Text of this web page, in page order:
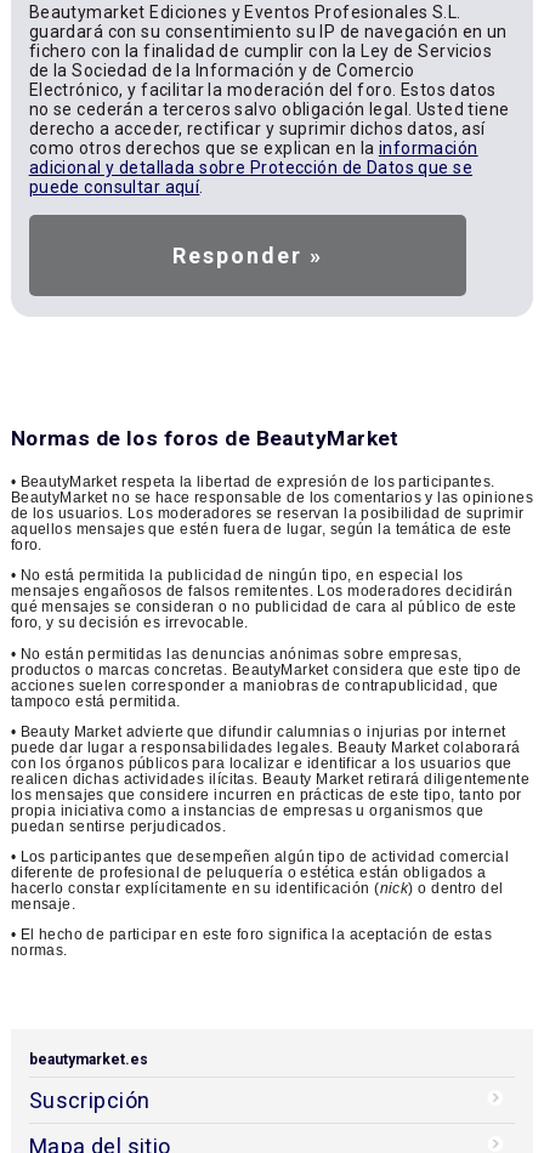
Beautymarket Ediciones y Eventos Profesionales S.L.
guardará con su consentimiento su IP de navegación en un
fichero con la finalidad de cumplir con la Ley de Servicios
de la Sociedad de la Información y de Comercio
Electrónico, y facilitar la moderación del foro. Estos datos
no se cederán a terceros salvo obligación legal. Usted tiene
derecho a acceder, rectificar y suprimir dichos datos, así
como otros derechos que se explican en la información
adicional y detallada sobre Protección de Datos que se
puede consultar aquí.
Normas de los foros de BeautyMarket
• BeautyMarket respeta la libertad de expresión de los participantes.
BeautyMarket no se hace responsable de los comentarios y las opiniones
de los usuarios. Los moderadores se reservan la posibilidad de suprimir
aquellos mensajes que estén fuera de lugar, según la temática de este
foro.
• No está permitida la publicidad de ningún tipo, en especial los
mensajes engañosos de falsos remitentes. Los moderadores decidirán
qué mensajes se consideran o no publicidad de cara al público de este
foro, y su decisión es irrevocable.
• No están permitidas las denuncias anónimas sobre empresas,
productos o marcas concretas. BeautyMarket considera que este tipo de
acciones suelen corresponder a maniobras de contrapublicidad, que
tampoco está permitida.
• Beauty Market advierte que difundir calumnias o injurias por internet
puede dar lugar a responsabilidades legales. Beauty Market colaborará
con los órganos públicos para localizar e identificar a los usuarios que
realicen dichas actividades ilícitas. Beauty Market retirará diligentemente
los mensajes que considere incurren en prácticas de este tipo, tanto por
propia iniciativa como a instancias de empresas u organismos que
puedan sentirse perjudicados.
• Los participantes que desempeñen algún tipo de actividad comercial
diferente de profesional de peluquería o estética están obligados a
hacerlo constar explícitamente en su identificación (nick) o dentro del
mensaje.
• El hecho de participar en este foro significa la aceptación de estas
normas.
beautymarket.es
Suscripción
Mapa del sitio